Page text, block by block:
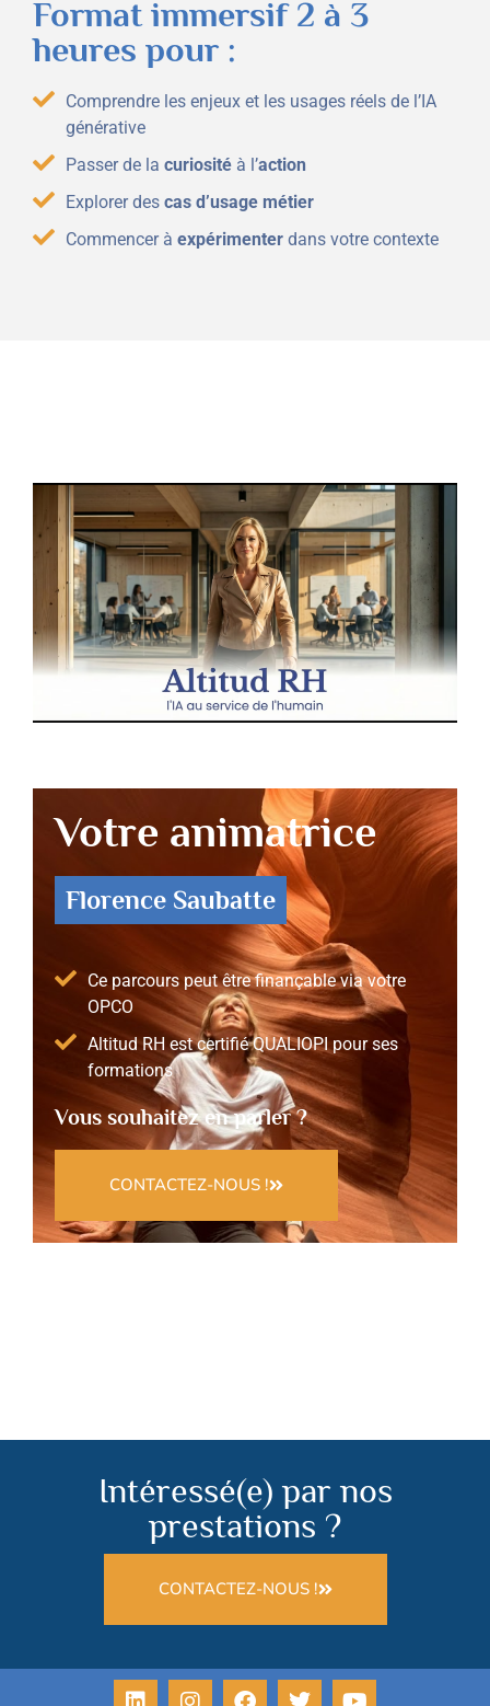
Format immersif 2 à 3
heures pour :
Comprendre les enjeux et les usages réels de l’IA
générative
Passer de la curiosité à l’action
Explorer des cas d’usage métier
Commencer à expérimenter dans votre contexte
Votre animatrice
Florence Saubatte
Ce parcours peut être finançable via votre
OPCO
Altitud RH est certifié QUALIOPI pour ses
formations
Vous souhaitez en parler ?
CONTACTEZ-NOUS !
Intéressé(e) par nos
prestations ?
CONTACTEZ-NOUS !